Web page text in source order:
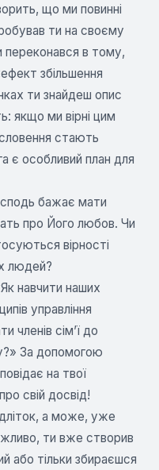
що ми повинні
ти на своєму
переконався в тому,
збільшення
ти знайдеш опис
якщо ми вірні цим
стають
є особливий план для
бажає мати
про Його любов. Чи
вірності
людей?
навчити наших
управління
членів сім’ї до
За допомогою
на твої
свій досвід!
а може, уже
ти вже створив
або тільки збираєшся